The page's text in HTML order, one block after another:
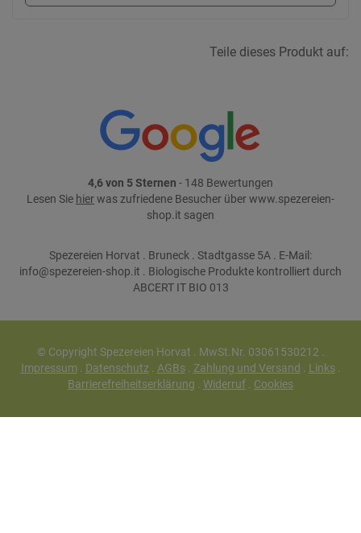
Teile dieses Produkt auf:
4,6 von 5 Sternen - 148 Bewertungen
Lesen Sie hierwas zufriedene Besucher über www.spezereien-
shop.it sagen
Spezereien Horvat . Bruneck . Stadtgasse 5A . E-Mail:
info@spezereien-shop.it . Biologische Produkte kontrolliert durch
ABCERT IT BIO 013
© Copyright Spezereien Horvat . MwSt.Nr. 03061530212 .
Impressum. Datenschutz. AGBs. Zahlung und Versand . Links.
Barrierefreiheitserklärung . Widerruf . Cookies